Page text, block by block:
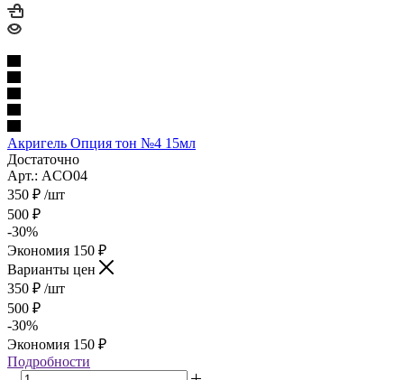
Акригель Опция тон №4 15мл
Достаточно
Арт.: ACO04
350 ₽ /шт
500 ₽
-30%
Экономия 150 ₽
Варианты цен
350 ₽ /шт
500 ₽
-30%
Экономия 150 ₽
Подробности